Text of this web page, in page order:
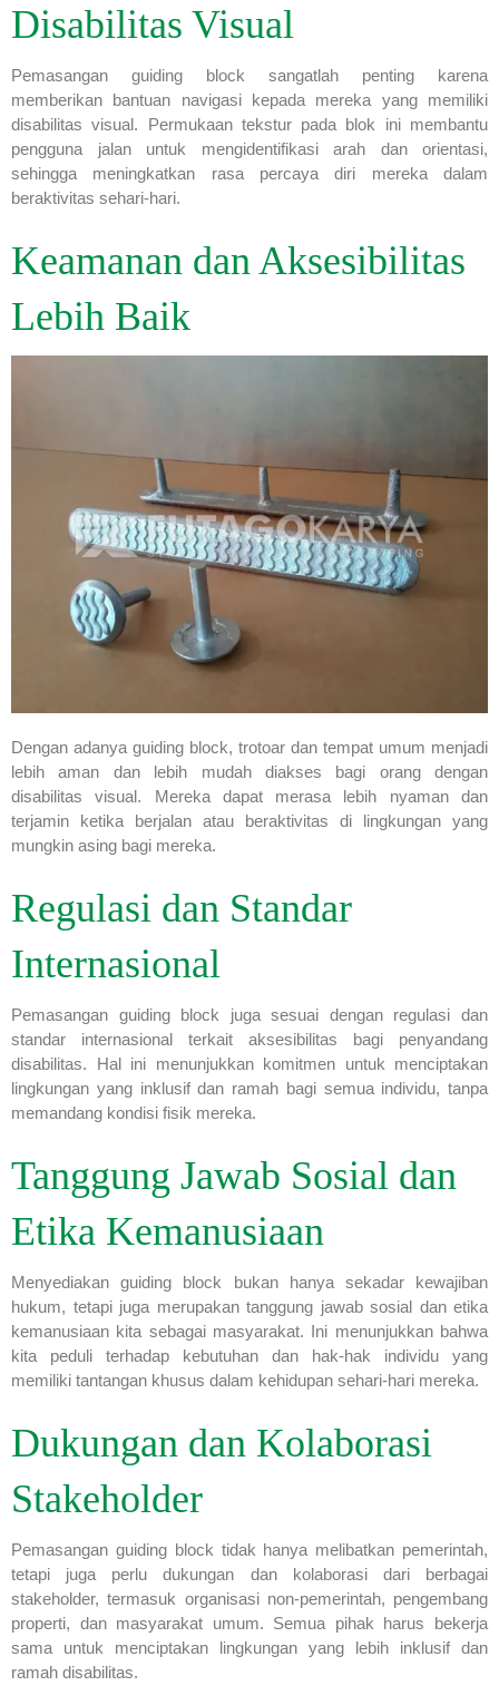
Disabilitas Visual
Pemasangan guiding block sangatlah penting karena
memberikan bantuan navigasi kepada mereka yang memiliki
disabilitas visual. Permukaan tekstur pada blok ini membantu
pengguna jalan untuk mengidentifikasi arah dan orientasi,
sehingga meningkatkan rasa percaya diri mereka dalam
beraktivitas sehari-hari.
Keamanan dan Aksesibilitas
Lebih Baik
Dengan adanya guiding block, trotoar dan tempat umum menjadi
lebih aman dan lebih mudah diakses bagi orang dengan
disabilitas visual. Mereka dapat merasa lebih nyaman dan
terjamin ketika berjalan atau beraktivitas di lingkungan yang
mungkin asing bagi mereka.
Regulasi dan Standar
Internasional
Pemasangan guiding block juga sesuai dengan regulasi dan
standar internasional terkait aksesibilitas bagi penyandang
disabilitas. Hal ini menunjukkan komitmen untuk menciptakan
lingkungan yang inklusif dan ramah bagi semua individu, tanpa
memandang kondisi fisik mereka.
Tanggung Jawab Sosial dan
Etika Kemanusiaan
Menyediakan guiding block bukan hanya sekadar kewajiban
hukum, tetapi juga merupakan tanggung jawab sosial dan etika
kemanusiaan kita sebagai masyarakat. Ini menunjukkan bahwa
kita peduli terhadap kebutuhan dan hak-hak individu yang
memiliki tantangan khusus dalam kehidupan sehari-hari mereka.
Dukungan dan Kolaborasi
Stakeholder
Pemasangan guiding block tidak hanya melibatkan pemerintah,
tetapi juga perlu dukungan dan kolaborasi dari berbagai
stakeholder, termasuk organisasi non-pemerintah, pengembang
properti, dan masyarakat umum. Semua pihak harus bekerja
sama untuk menciptakan lingkungan yang lebih inklusif dan
ramah disabilitas.